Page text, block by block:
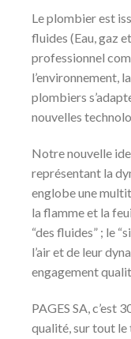
Le plombier est
fluides (Eau, gaz
professionnel
l’environnement,
plombiers
nouvelles
Notre nouvelle
représentant la
englobe une
la flamme et la
“des fluides” ; le
l’air et de leur
engagement
PAGES SA, c’est
qualité, sur tout